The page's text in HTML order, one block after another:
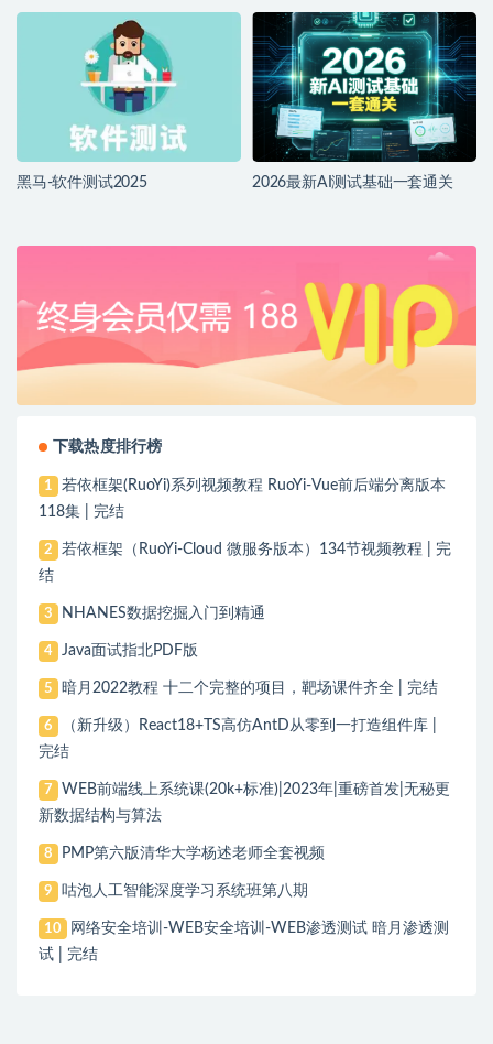
黑马-软件测试2025 2026最新AI测试基础一套通关
下载热度排行榜
1
若依框架(RuoYi)系列视频教程 RuoYi-Vue前后端分离版本
118集 | 完结
2
若依框架（RuoYi-Cloud 微服务版本）134节视频教程 | 完
结
3 NHANES数据挖掘入门到精通
4 Java面试指北PDF版
5 暗月2022教程 十二个完整的项目，靶场课件齐全 | 完结
6
（新升级）React18+TS高仿AntD从零到一打造组件库 |
完结
7
WEB前端线上系统课(20k+标准)|2023年|重磅首发|无秘更
新数据结构与算法
8 PMP第六版清华大学杨述老师全套视频
9 咕泡人工智能深度学习系统班第八期
10
网络安全培训-WEB安全培训-WEB渗透测试 暗月渗透测
试 | 完结